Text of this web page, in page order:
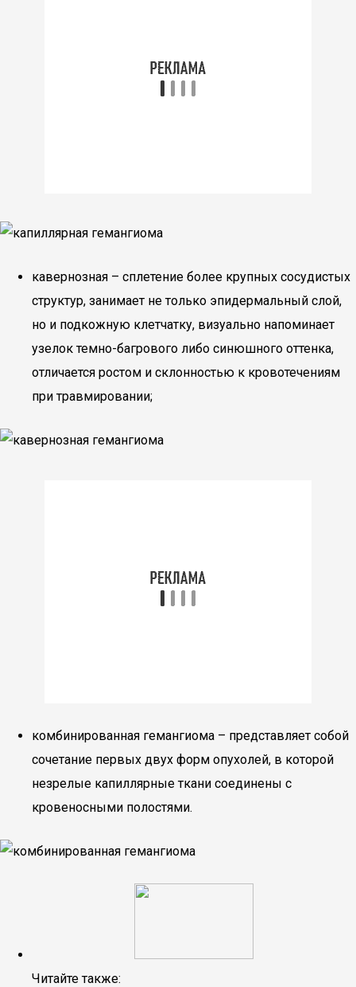
кавернозная – сплетение более крупных сосудистых
структур, занимает не только эпидермальный слой,
но и подкожную клетчатку, визуально напоминает
узелок темно-багрового либо синюшного оттенка,
отличается ростом и склонностью к кровотечениям
при травмировании;
комбинированная гемангиома – представляет собой
сочетание первых двух форм опухолей, в которой
незрелые капиллярные ткани соединены с
кровеносными полостями.
Читайте также: